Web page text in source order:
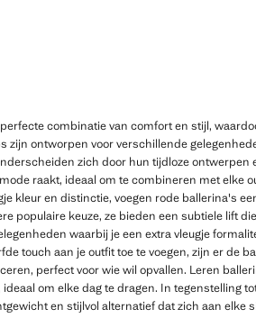
combinatie van comfort en stijl,
zijn ontworpen voor verschillende
zich door hun tijdloze ontwerpen
raakt, ideaal om te combineren met elke
kleur en distinctie, voegen rode ballerina's
populaire keuze, ze bieden een subtiele lift
waarbij je een extra vleugje
touch aan je outfit toe te voegen, zijn er de
perfect voor wie wil opvallen. Leren
om elke dag te dragen. In tegenstelling
en stijlvol alternatief dat zich aan elke